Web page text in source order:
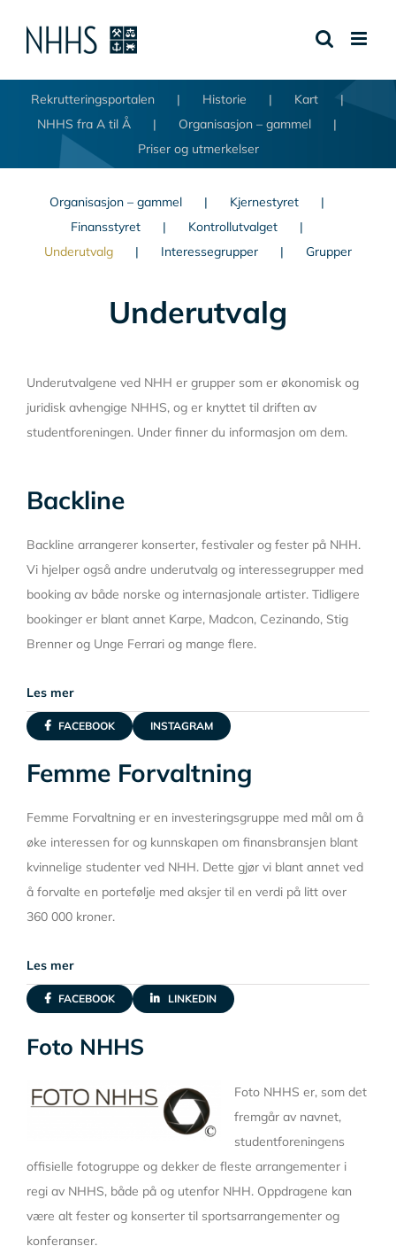
Rekrutteringsportalen Historie
Kart
NHHS fra A til Å
Organisasjon – gammel
Priser og utmerkelser
Organisasjon – gammel
Kjernestyret
Finansstyret
Kontrollutvalget
Underutvalg
Interessegrupper Grupper
Underutvalg
Underutvalgene ved NHH er grupper som er økonomisk og
juridisk avhengige NHHS, og er knyttet til driften av
studentforeningen. Under finner du informasjon om dem.
Backline
Backline arrangerer konserter, festivaler og fester på NHH.
Vi hjelper også andre underutvalg og interessegrupper med
booking av både norske og internasjonale artister. Tidligere
bookinger er blant annet Karpe, Madcon, Cezinando, Stig
Brenner og Unge Ferrari og mange flere.
Les mer
FACEBOOK INSTAGRAM
Femme Forvaltning
Femme Forvaltning er en investeringsgruppe med mål om å
øke interessen for og kunnskapen om finansbransjen blant
kvinnelige studenter ved NHH. Dette gjør vi blant annet ved
å forvalte en portefølje med aksjer til en verdi på litt over
360 000 kroner.
Les mer
FACEBOOK LINKEDIN
Foto NHHS
Foto NHHS er, som det
fremgår av navnet,
studentforeningens
offisielle fotogruppe og dekker de fleste arrangementer i
regi av NHHS, både på og utenfor NHH. Oppdragene kan
være alt fester og konserter til sportsarrangementer og
konferanser.